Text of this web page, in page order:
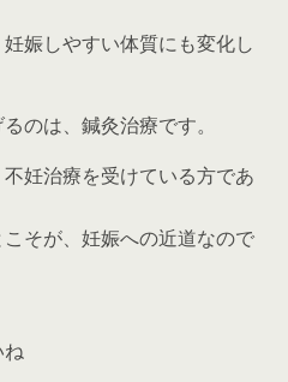
娠しやすい体質にも変化し
のは、鍼灸治療です。
妊治療を受けている方であ
そが、妊娠への近道なので
ね